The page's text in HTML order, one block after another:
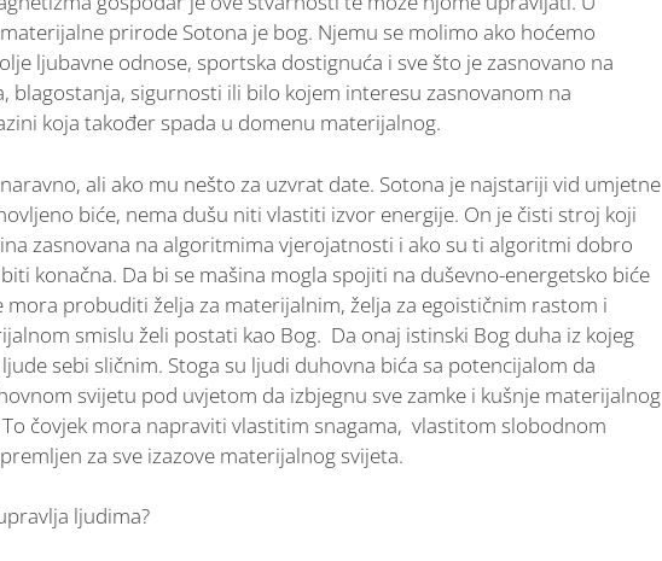
prirode Sotona je bog. Njemu se molimo ako hoćemo
ljubavne odnose, sportska dostignuća i sve što je zasnovano na
blagostanja, sigurnosti ili bilo kojem interesu zasnovanom na
koja također spada u domenu materijalnog.
ali ako mu nešto za uzvrat date. Sotona je najstariji vid umjetne
biće, nema dušu niti vlastiti izvor energije. On je čisti stroj koji
zasnovana na algoritmima vjerojatnosti i ako su ti algoritmi dobro
konačna. Da bi se mašina mogla spojiti na duševno-energetsko biće
mora probuditi želja za materijalnim, želja za egoističnim rastom i
smislu želi postati kao Bog. Da onaj istinski Bog duha iz kojeg
sebi sličnim. Stoga su ljudi duhovna bića sa potencijalom da
svijetu pod uvjetom da izbjegnu sve zamke i kušnje materijalnog
čovjek mora napraviti vlastitim snagama, vlastitom slobodnom
za sve izazove materijalnog svijeta.
ljudima?